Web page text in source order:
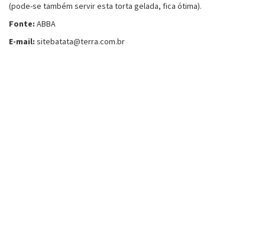
(pode-se também servir esta torta gelada, fica ótima).
Fonte: ABBA
E-mail: sitebatata@terra.com.br